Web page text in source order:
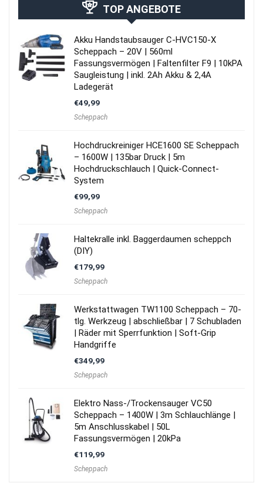
TOP ANGEBOTE
Akku Handstaubsauger C-HVC150-X
Scheppach – 20V | 560ml
Fassungsvermögen | Faltenfilter F9 | 10kPA
Saugleistung | inkl. 2Ah Akku & 2,4A
Ladegerät
€49,99
Scheppach
Hochdruckreiniger HCE1600 SE Scheppach
– 1600W | 135bar Druck | 5m
Hochdruckschlauch | Quick-Connect-
System
€99,99
Scheppach
Haltekralle inkl. Baggerdaumen scheppch
(DIY)
€179,99
Scheppach
Werkstattwagen TW1100 Scheppach – 70-
tlg. Werkzeug | abschließbar | 7 Schubladen
| Räder mit Sperrfunktion | Soft-Grip
Handgriffe
€349,99
Scheppach
Elektro Nass-/Trockensauger VC50
Scheppach – 1400W | 3m Schlauchlänge |
5m Anschlusskabel | 50L
Fassungsvermögen | 20kPa
€119,99
Scheppach